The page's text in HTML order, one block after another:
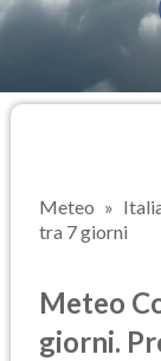
Meteo
tra 7 giorni
Meteo
giorni.